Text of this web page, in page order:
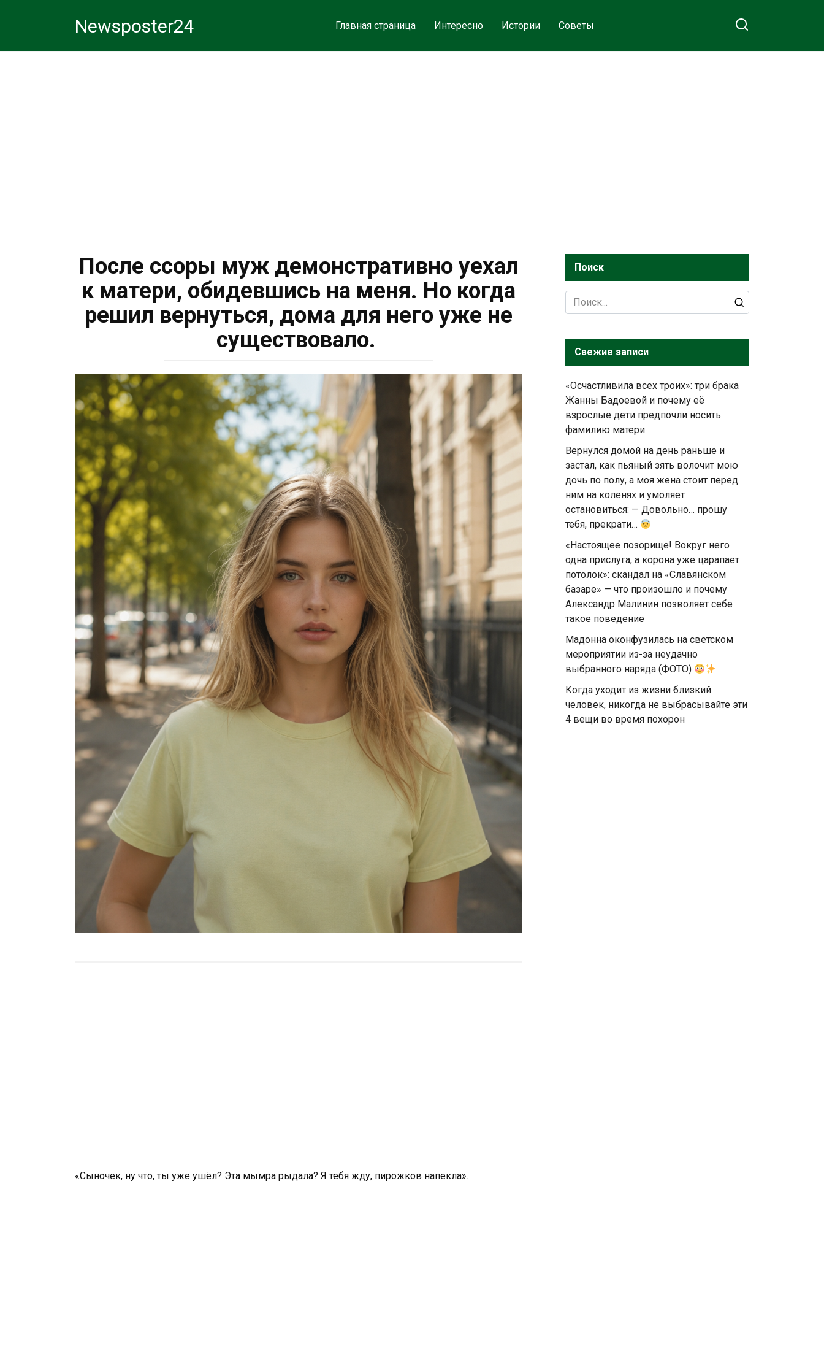
Newsposter24 Главная страница Интересно Истории Советы
После ссоры муж демонстративно уехал
к матери, обидевшись на меня. Но когда
решил вернуться, дома для него уже не
существовало.
«Сыночек, ну что, ты уже ушёл? Эта мымра рыдала? Я тебя жду, пирожков напекла».
Поиск
Search
for:
Свежие записи
«Осчастливила всех троих»: три брака
Жанны Бадоевой и почему её
взрослые дети предпочли носить
фамилию матери
Вернулся домой на день раньше и
застал, как пьяный зять волочит мою
дочь по полу, а моя жена стоит перед
ним на коленях и умоляет
остановиться: — Довольно… прошу
тебя, прекрати…
«Настоящее позорище! Вокруг него
одна прислуга, а корона уже царапает
потолок»: скандал на «Славянском
базаре» — что произошло и почему
Александр Малинин позволяет себе
такое поведение
Мадонна оконфузилась на светском
мероприятии из-за неудачно
выбранного наряда (ФОТО)
Когда уходит из жизни близкий
человек, никогда не выбрасывайте эти
4 вещи во время похорон